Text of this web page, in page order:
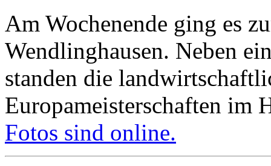
Am Wochenende ging es
Wendlinghausen. Neben
standen die
Europameisterschaften im
Fotos sind online.